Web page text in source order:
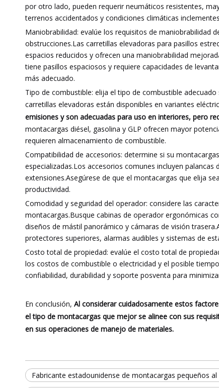
por otro lado, pueden requerir neumáticos resistentes,
terrenos accidentados y condiciones climáticas
Maniobrabilidad: evalúe los requisitos de maniobrabilidad
obstrucciones.Las carretillas elevadoras para pasillos
espacios reducidos y ofrecen una maniobrabilidad
tiene pasillos espaciosos y requiere capacidades de
más adecuado.
Tipo de combustible: elija el tipo de combustible
carretillas elevadoras están disponibles en variantes
emisiones y son adecuadas para uso en interiores, pero
montacargas diésel, gasolina y GLP ofrecen mayor
requieren almacenamiento de combustible.
Compatibilidad de accesorios: determine si su
especializadas.Los accesorios comunes incluyen
extensiones.Asegúrese de que el montacargas que elija
productividad.
Comodidad y seguridad del operador: considere las
montacargas.Busque cabinas de operador ergonómicas
diseños de mástil panorámico y cámaras de visión
protectores superiores, alarmas audibles y sistemas de
Costo total de propiedad: evalúe el costo total de
los costos de combustible o electricidad y el posible
confiabilidad, durabilidad y soporte posventa para
En conclusión, Al considerar cuidadosamente estos
el tipo de montacargas que mejor se alinee con sus
en sus operaciones de manejo de materiales.
Fabricante estadounidense de montacargas pequeños